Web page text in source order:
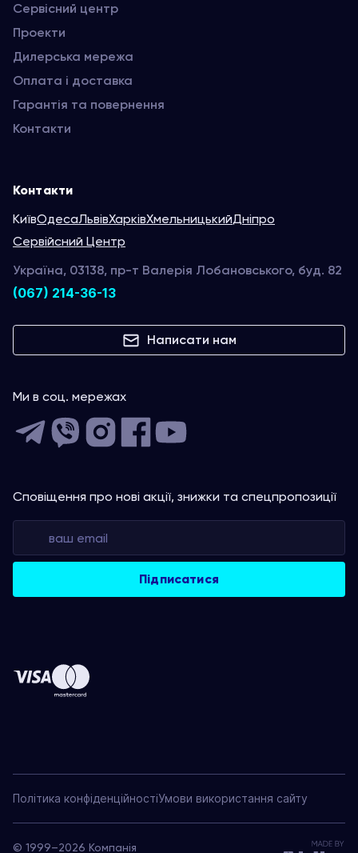
Сервісний центр
Проекти
Дилерська мережа
Оплата і доставка
Гарантія та повернення
Контакти
Контакти
КиївОдесаЛьвівХарківХмельницькийДніпро
Сервійсний Центр
Україна, 03138, пр-т Валерія Лобановського, буд. 82
(067) 214-36-13
Написати нам
Ми в соц. мережах
Сповіщення про нові акції, знижки та спецпропозиції
© 1999–2026 Компанія
Політика конфіденційностіУмови використання сайту